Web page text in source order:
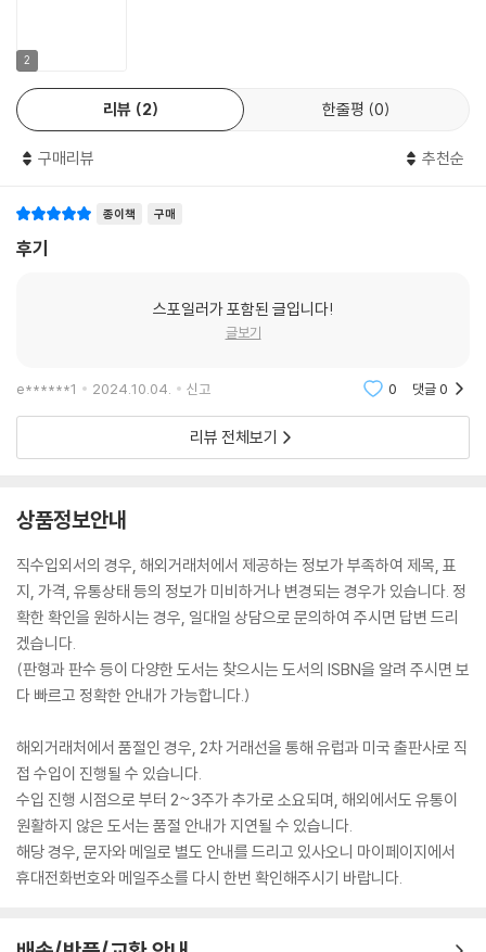
2
리뷰 2 한줄평 0
구매리뷰 추천순
종이책 구매
후기
스포일러가 포함된 글입니다!
글보기
e******1 2024.10.04. 신고 0 댓글0
리뷰 전체보기
상품정보안내
직수입외서의 경우, 해외거래처에서 제공하는 정보가 부족하여 제목, 표
지, 가격, 유통상태 등의 정보가 미비하거나 변경되는 경우가 있습니다. 정
확한 확인을 원하시는 경우, 일대일 상담으로 문의하여 주시면 답변 드리
겠습니다.
(판형과 판수 등이 다양한 도서는 찾으시는 도서의 ISBN을 알려 주시면 보
다 빠르고 정확한 안내가 가능합니다.)
해외거래처에서 품절인 경우, 2차 거래선을 통해 유럽과 미국 출판사로 직
접 수입이 진행될 수 있습니다.
수입 진행 시점으로 부터 2~3주가 추가로 소요되며, 해외에서도 유통이
원활하지 않은 도서는 품절 안내가 지연될 수 있습니다.
해당 경우, 문자와 메일로 별도 안내를 드리고 있사오니 마이페이지에서
휴대전화번호와 메일주소를 다시 한번 확인해주시기 바랍니다.